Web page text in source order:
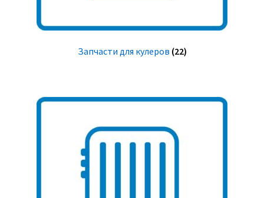
Запчасти для кулеров (22)